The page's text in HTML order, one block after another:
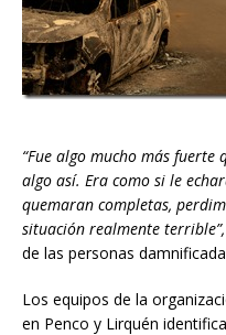
“Fue algo mucho más
algo así. Era como si le
quemaran completas,
situación realmente terrible”,
de las personas
Los equipos de la
en Penco y Lirquén